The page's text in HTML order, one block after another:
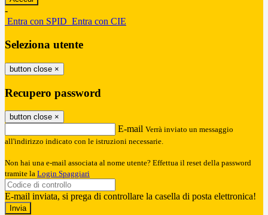
-
Entra con SPID Entra con CIE
Seleziona utente
button close ×
Recupero password
button close ×
E-mail Verrà inviato un messaggio
all'indirizzo indicato con le istruzioni necessarie.
Non hai una e-mail associata al nome utente? Effettua il reset della password
tramite la Login Spaggiari
E-mail inviata, si prega di controllare la casella di posta elettronica!